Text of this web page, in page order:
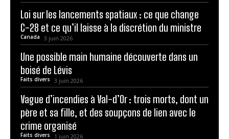
Loi sur les lancements spatiaux : ce que change
C-28 et ce qu’il laisse à la discrétion du ministre
Canada 3 juin 2026
Une possible main humaine découverte dans un
boisé de Lévis
Faits divers 3 juin 2026
Vague d’incendies à Val-d’Or : trois morts, dont un
père et sa fille, et des soupçons de lien avec le
crime organisé
Faits divers 1 juin 2026